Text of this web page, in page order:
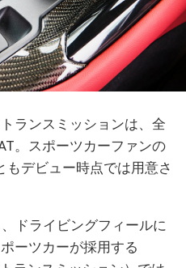
ランスミッションは、全
。スポーツカーファンの
デビュー時点では用意さ
ドライビングフィールに
ーツカーが採用する